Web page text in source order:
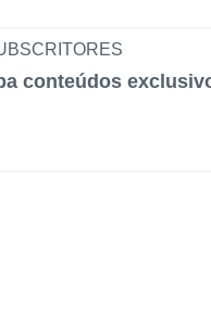
conteúdos